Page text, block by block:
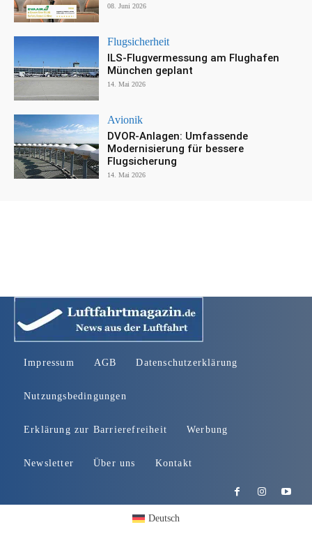
08. Juni 2026
Flugsicherheit
ILS-Flugvermessung am Flughafen
München geplant
14. Mai 2026
Avionik
DVOR-Anlagen: Umfassende
Modernisierung für bessere
Flugsicherung
14. Mai 2026
Impressum AGB Datenschutzerklärung
Nutzungsbedingungen
Erklärung zur Barrierefreiheit Werbung
Newsletter Über uns Kontakt
Deutsch